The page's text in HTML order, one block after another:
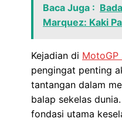
Baca Juga :
Marquez: Kaki
Kejadian di MotoGP
pengingat penting
tantangan dalam
balap sekelas
fondasi utama